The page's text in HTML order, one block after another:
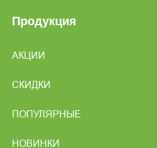
Продукция
АКЦИИ
СКИДКИ
ПОПУЛЯРНЫЕ
НОВИНКИ